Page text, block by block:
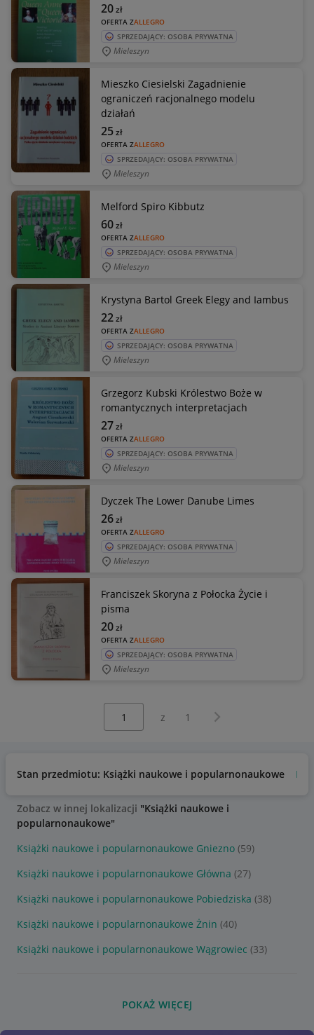
OFERTA ZALLEGRO
20zł
SPRZEDAJĄCY: OSOBA PRYWATNA
Mieleszyn
Mieszko Ciesielski Zagadnienie
ograniczeń racjonalnego modelu
działań
OFERTA ZALLEGRO
25zł
SPRZEDAJĄCY: OSOBA PRYWATNA
Mieleszyn
Melford Spiro Kibbutz
OFERTA ZALLEGRO
60zł
SPRZEDAJĄCY: OSOBA PRYWATNA
Mieleszyn
Krystyna Bartol Greek Elegy and Iambus
OFERTA ZALLEGRO
22zł
SPRZEDAJĄCY: OSOBA PRYWATNA
Mieleszyn
Grzegorz Kubski Królestwo Boże w
romantycznych interpretacjach
OFERTA ZALLEGRO
27zł
SPRZEDAJĄCY: OSOBA PRYWATNA
Mieleszyn
Dyczek The Lower Danube Limes
OFERTA ZALLEGRO
26zł
SPRZEDAJĄCY: OSOBA PRYWATNA
Mieleszyn
Franciszek Skoryna z Połocka Życie i
pisma
OFERTA ZALLEGRO
20zł
SPRZEDAJĄCY: OSOBA PRYWATNA
Mieleszyn
z 1 Następna strona
Stan przedmiotu: Książki naukowe i popularnonaukowe
Zobacz w innej lokalizacji "Książki naukowe i
popularnonaukowe"
Książki naukowe i popularnonaukowe Gniezno (59)
Książki naukowe i popularnonaukowe Główna (27)
Książki naukowe i popularnonaukowe Pobiedziska (38)
Książki naukowe i popularnonaukowe Żnin (40)
Książki naukowe i popularnonaukowe Wągrowiec (33)
POKAŻ WIĘCEJ